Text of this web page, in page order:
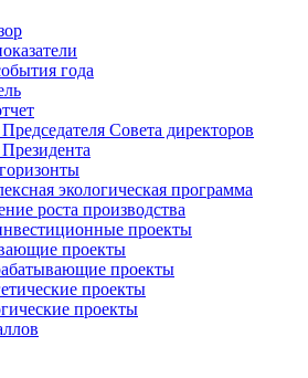
года
Совета директоров
экологическая программа
роста производства
проекты
проекты
проекты
проекты
проекты